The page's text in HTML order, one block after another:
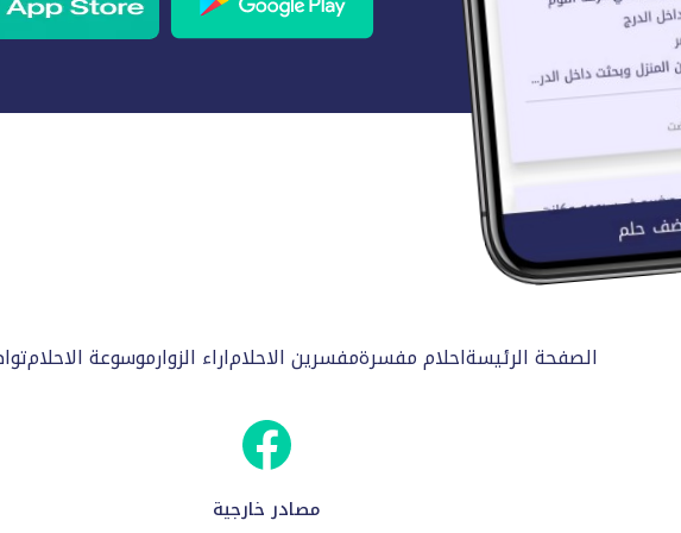
الصفحة الرئيسةاحلام مفسرةمفسرين الاحلاماراء الزوارموسوعة الاحلام
مصادر خارجية